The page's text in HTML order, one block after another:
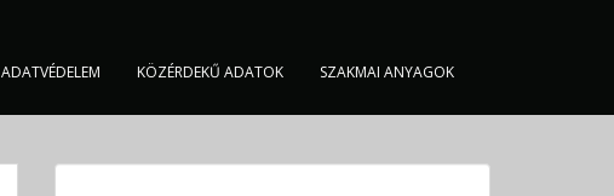
ADATVÉDELEM KÖZÉRDEKŰ ADATOK SZAKMAI ANYAGOK